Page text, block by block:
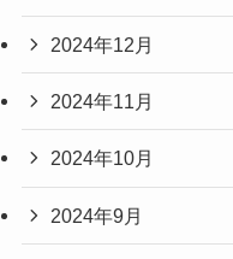
2024年12月
2024年11月
2024年10月
2024年9月